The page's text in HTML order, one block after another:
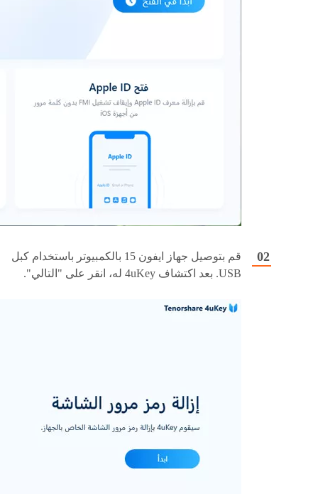
قم بتوصيل جهاز ايفون 15 بالكمبيوتر باستخدام كبل
USB. بعد اكتشاف 4uKey له، انقر على "التالي".